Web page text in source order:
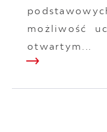
możliwość
otwartym...